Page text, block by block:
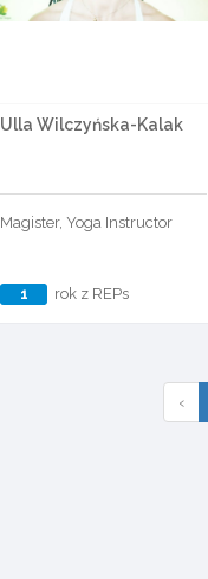
Ulla Wilczyńska-Kalak
Magister, Yoga Instructor
1 rok z REPs
‹